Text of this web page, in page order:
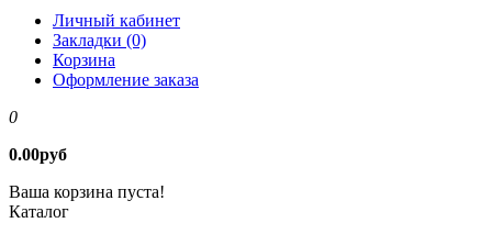
Личный кабинет
Закладки (0)
Корзина
Оформление заказа
0
0.00руб
Ваша корзина пуста!
Каталог